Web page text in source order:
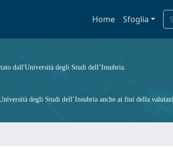
Home Sfoglia
dall'Università degli Studi dell’Insubria.
degli Studi dell’Insubria anche ai fini della